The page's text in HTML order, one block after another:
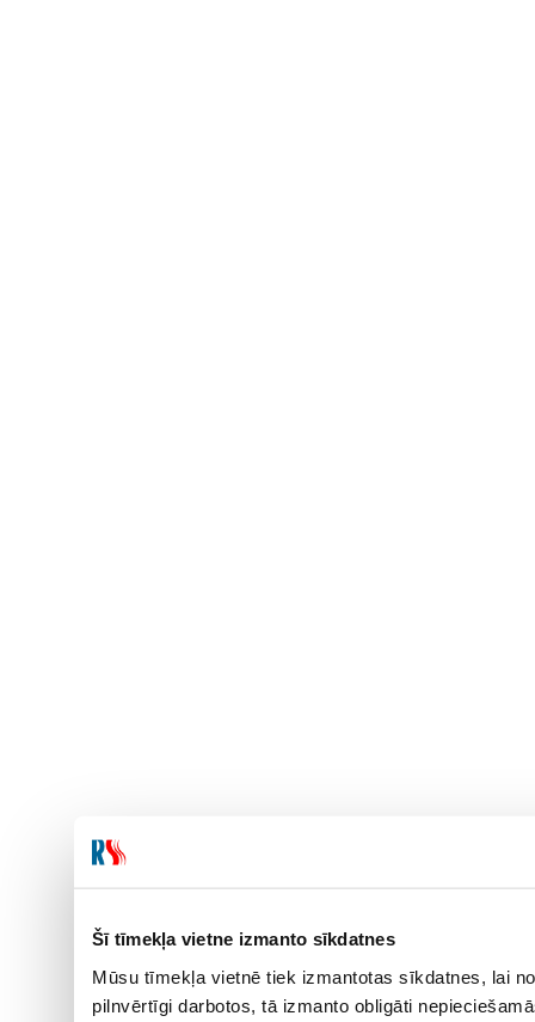
Šī tīmekļa vietne izmanto sīkdatnes
Mūsu tīmekļa vietnē tiek izmantotas sīkdatnes, lai
pilnvērtīgi darbotos, tā izmanto obligāti